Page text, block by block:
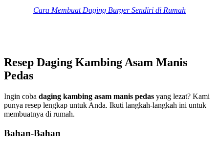
Cara Membuat Daging Burger Sendiri di Rumah
Resep Daging Kambing Asam Manis
Pedas
Ingin coba daging kambing asam manis pedas yang lezat? Kami
punya resep lengkap untuk Anda. Ikuti langkah-langkah ini untuk
membuatnya di rumah.
Bahan-Bahan